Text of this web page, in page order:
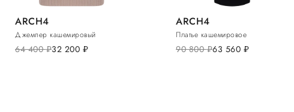
ARCH4
Джемпер кашемировый
64 400руб.32 200 руб.
ARCH4
Платье кашемировое
90 800руб.63 560 руб.